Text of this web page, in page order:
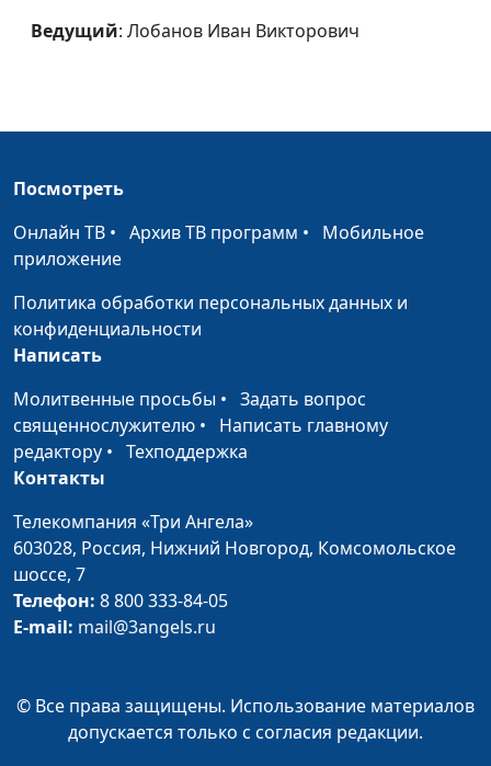
Ведущий: Лобанов Иван Викторович
Посмотреть
Онлайн ТВ • Архив ТВ программ • Мобильное
приложение
Политика обработки персональных данных и
конфиденциальности
Написать
Молитвенные просьбы • Задать вопрос
священнослужителю • Написать главному
редактору • Техподдержка
Контакты
Телекомпания «Три Ангела»
603028, Россия, Нижний Новгород, Комсомольское
шоссе, 7
Телефон: 8 800 333-84-05
E-mail: mail@3angels.ru
© Все права защищены. Использование материалов
допускается только с согласия редакции.